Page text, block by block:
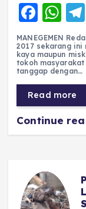
F
a
c
e
b
o
o
W
h
a
ts
A
p
p
MANEGEMEN
2017 sekarang ini
kaya maupun
tokoh
tanggap dengan…
Read more
Continue